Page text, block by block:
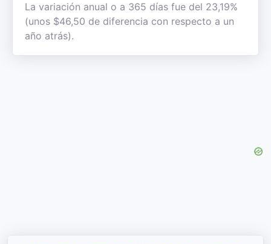
La variación anual o a 365 días fue del 23,19%
(unos $46,50 de diferencia con respecto a un
año atrás).